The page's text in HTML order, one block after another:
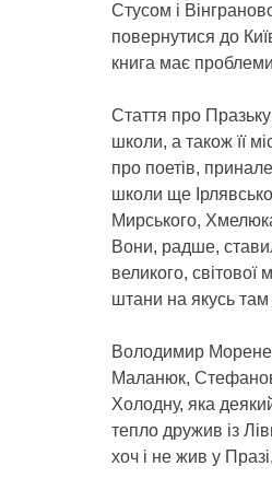
Стусом і
повернутися до
книга має
Стаття про
школи, а також її
про поетів,
школи ще
Мирського,
Вони, радше,
великого,
штани на якусь там
Володимир
Маланюк,
Холодну, яка
тепло дружив із
хоч і не жив у